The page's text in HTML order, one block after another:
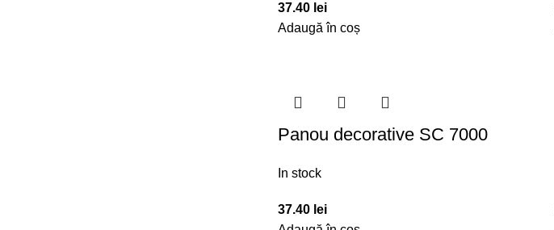
37.40 lei
Adaugă în coș
Panou decorative SC 7000
In stock
37.40 lei